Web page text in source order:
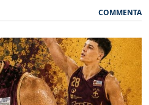
COMMENTA